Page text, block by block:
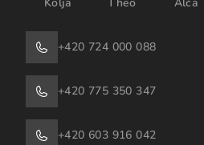
+420 724 000 088
+420 775 350 347
+420 603 916 042